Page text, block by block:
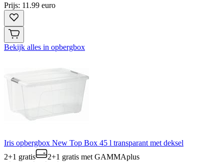
Prijs: 11.99 euro
Bekijk alles in opbergbox
Iris opbergbox New Top Box 45 l transparant met deksel
2+1 gratis
2+1 gratis met GAMMAplus